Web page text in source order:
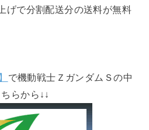
げで分割配送分の送料が無料
で機動戦士ＺガンダムＳの中
らから↓↓